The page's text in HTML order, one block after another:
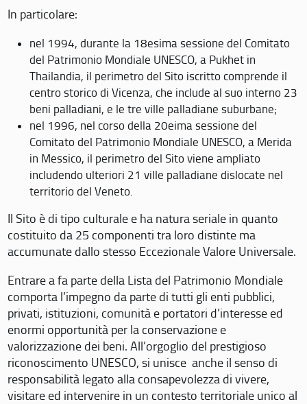
In particolare:
nel 1994, durante la 18esima sessione del Comitato
del Patrimonio Mondiale UNESCO, a Pukhet in
Thailandia, il perimetro del Sito iscritto comprende il
centro storico di Vicenza, che include al suo interno 23
beni palladiani, e le tre ville palladiane suburbane;
nel 1996, nel corso della 20eima sessione del
Comitato del Patrimonio Mondiale UNESCO, a Merida
in Messico, il perimetro del Sito viene ampliato
includendo ulteriori 21 ville palladiane dislocate nel
territorio del Veneto.
Il Sito è di tipo culturale e ha natura seriale in quanto
costituito da 25 componenti tra loro distinte ma
accumunate dallo stesso Eccezionale Valore Universale.
Entrare a fa parte della Lista del Patrimonio Mondiale
comporta l’impegno da parte di tutti gli enti pubblici,
privati, istituzioni, comunità e portatori d’interesse ed
enormi opportunità per la conservazione e
valorizzazione dei beni. All’orgoglio del prestigioso
riconoscimento UNESCO, si unisce anche il senso di
responsabilità legato alla consapevolezza di vivere,
visitare ed intervenire in un contesto territoriale unico al